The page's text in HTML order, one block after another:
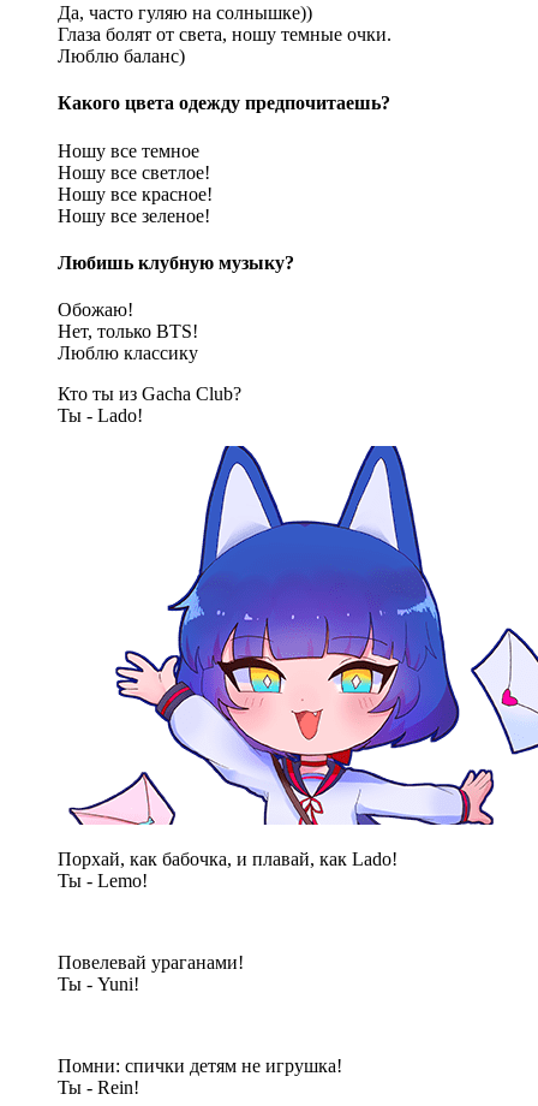
Да, часто гуляю на солнышке))
Глаза болят от света, ношу темные очки.
Люблю баланс)
Какого цвета одежду предпочитаешь?
Ношу все темное
Ношу все светлое!
Ношу все красное!
Ношу все зеленое!
Любишь клубную музыку?
Обожаю!
Нет, только BTS!
Люблю классику
Кто ты из Gacha Club?
Ты - Lado!
Порхай, как бабочка, и плавай, как Lado!
Ты - Lemo!
Повелевай ураганами!
Ты - Yuni!
Помни: спички детям не игрушка!
Ты - Rein!